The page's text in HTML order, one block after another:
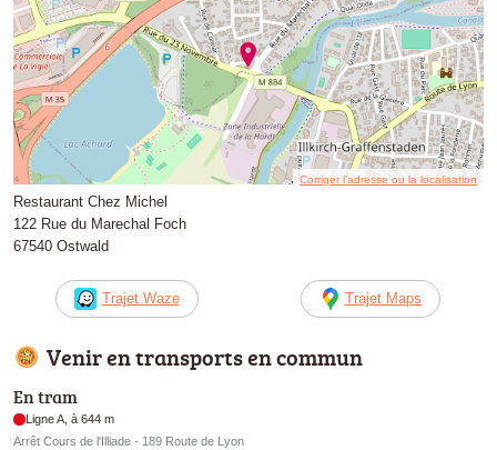
Corriger l’adresse ou la localisation
Restaurant Chez Michel
122 Rue du Marechal Foch
67540 Ostwald
Trajet Waze Trajet Maps
Venir en transports en commun
En tram
Ligne A, à 644 m
Arrêt Cours de l'Illiade - 189 Route de Lyon